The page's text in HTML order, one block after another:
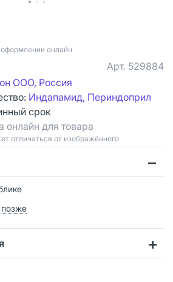
онлайн
Арт. 529884
ООО, Россия
Индапамид, Периндоприл
срок
онлайн для товара
отличаться от изображённого
позже